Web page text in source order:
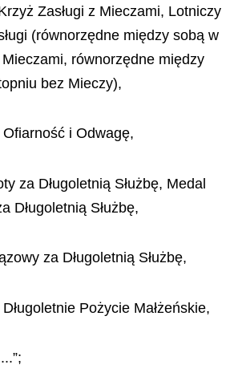
Zasługi z Mieczami, Lotniczy
(równorzędne między sobą w
równorzędne między
bez Mieczy),
i Odwagę,
za Długoletnią Służbę, Medal
Długoletnią Służbę,
za Długoletnią Służbę,
Pożycie Małżeńskie,